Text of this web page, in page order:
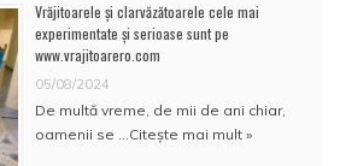
Vrăjitoarele și clarvăzătoarele cele mai
experimentate și serioase sunt pe
www.vrajitoarero.com
05/08/2024
De multă vreme, de mii de ani chiar,
oamenii se …Citește mai mult »